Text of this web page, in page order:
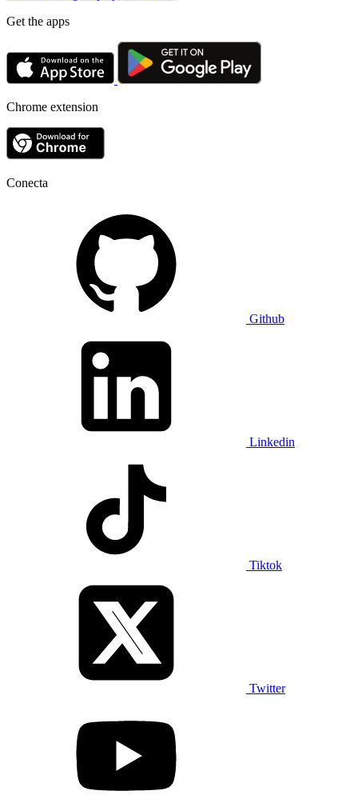
Get the apps
Chrome extension
Conecta
Github
Linkedin
Tiktok
Twitter